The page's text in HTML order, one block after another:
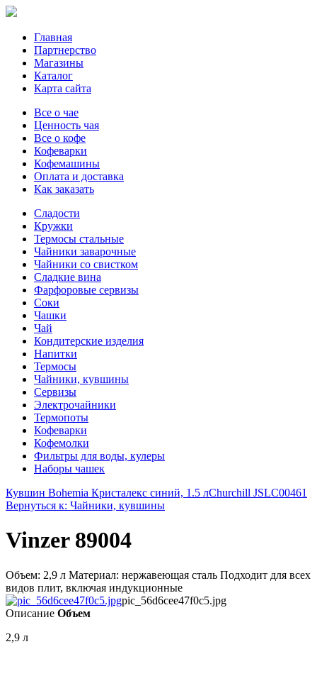
Главная
Партнерство
Магазины
Каталог
Карта сайта
Все о чае
Ценность чая
Все о кофе
Кофеварки
Кофемашины
Оплата и доставка
Как заказать
Сладости
Кружки
Термосы стальные
Чайники заварочные
Чайники со свистком
Сладкие вина
Фарфоровые сервизы
Соки
Чашки
Чай
Кондитерские изделия
Напитки
Термосы
Чайники, кувшины
Сервизы
Электрочайники
Термопоты
Кофеварки
Кофемолки
Фильтры для воды, кулеры
Наборы чашек
Кувшин Bohemia Кристалекс синий, 1.5 лChurchill JSLC00461
Вернуться к: Чайники, кувшины
Vinzer 89004
Объем: 2,9 л Материал: нержавеющая сталь Подходит для всех
видов плит, включая индукционные
pic_56d6cee47f0c5.jpg
Описание Объем
2,9 л